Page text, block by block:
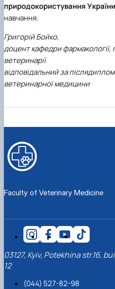
природокористування України
навчання.
Григорій Бойко,
доцент кафедри фармакології,
ветеринарії
відповідальний за
ветеринарної медицини
Faculty of Veterinary Medicine
03127, Kyiv, Potekhina str.16,
12
(044) 527-82-98